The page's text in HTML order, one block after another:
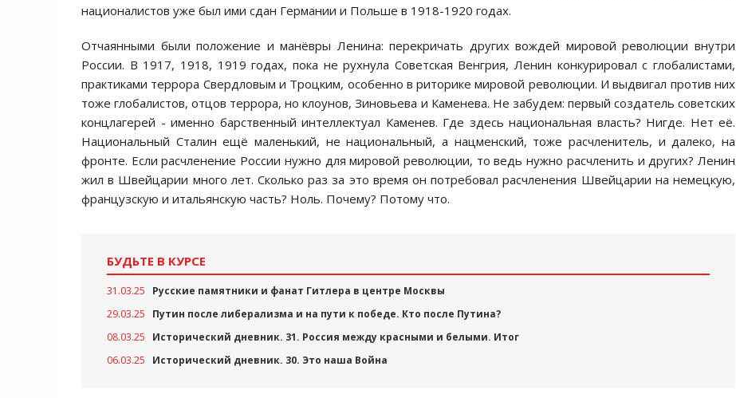
националистов уже был ими сдан Германии и Польше в 1918-1920 годах.
Отчаянными были положение и манёвры Ленина: перекричать других вождей мировой революции внутри
России. В 1917, 1918, 1919 годах, пока не рухнула Советская Венгрия, Ленин конкурировал с глобалистами,
практиками террора Свердловым и Троцким, особенно в риторике мировой революции. И выдвигал против них
тоже глобалистов, отцов террора, но клоунов, Зиновьева и Каменева. Не забудем: первый создатель советских
концлагерей - именно барственный интеллектуал Каменев. Где здесь национальная власть? Нигде. Нет её.
Национальный Сталин ещё маленький, не национальный, а нацменский, тоже расчленитель, и далеко, на
фронте. Если расчленение России нужно для мировой революции, то ведь нужно расчленить и других? Ленин
жил в Швейцарии много лет. Сколько раз за это время он потребовал расчленения Швейцарии на немецкую,
французскую и итальянскую часть? Ноль. Почему? Потому что.
БУДЬТЕ В КУРСЕ
31.03.25
Русские памятники и фанат Гитлера в центре Москвы
29.03.25
Путин после либерализма и на пути к победе. Кто после Путина?
08.03.25
Исторический дневник. 31. Россия между красными и белыми. Итог
06.03.25
Исторический дневник. 30. Это наша Война